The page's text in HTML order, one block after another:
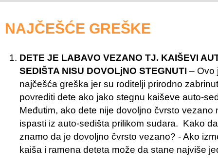
NAJČEŠĆE GREŠKE
DETE JE LABAVO VEZANO TJ. KAIŠEVI
SEDIŠTA NISU DOVOLjNO STEGNUTI – Ovo
najčešća greška jer su roditelji prirodno
povrediti dete ako jako stegnu kaiševe auto-
Međutim, ako dete nije dovoljno čvrsto vezano
ispasti iz auto-sedišta prilikom sudara. Kako da
znamo da je dovoljno čvrsto vezano? - Ako
kaiša i ramena deteta može da stane najviše